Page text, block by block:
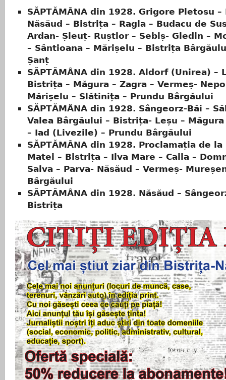
SĂPTĂMÂNA din 1928. Grigore Pletosu –
Năsăud – Bistrița – Ragla – Budacu de
Ardan- Șieuț- Ruștior – Sebiș- Gledin –
– Sântioana – Mărișelu – Bistrița
Șanț
SĂPTĂMÂNA din 1928. Aldorf (Unirea) –
Bistrița – Măgura – Zagra – Vermeș-
Mărișelu – Slătinița – Prundu Bârgăului
SĂPTĂMÂNA din 1928. Sângeorz-Băi –
Valea Bârgăului – Bistrița- Leșu –
– Iad (Livezile) – Prundu Bârgăului
SĂPTĂMÂNA din 1928. Proclamația de la
Matei – Bistrița – Ilva Mare – Caila –
Salva – Parva- Năsăud – Vermeș-
Bârgăului
SĂPTĂMÂNA din 1928. Năsăud –
Bistrița